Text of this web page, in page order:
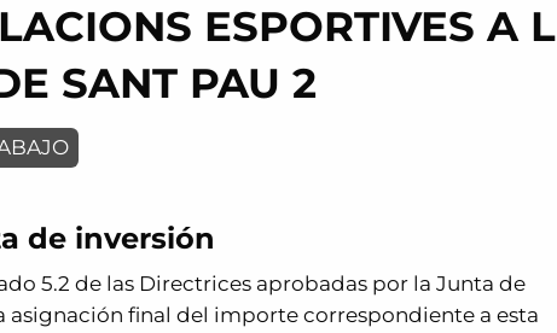
ESPORTIVES A L
SANT PAU 2
de inversión
5.2 de las Directrices aprobadas por la Junta de
asignación final del importe correspondiente a esta